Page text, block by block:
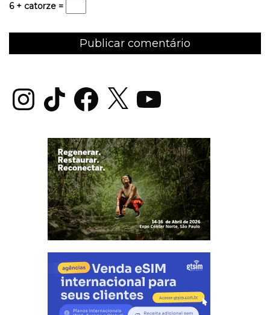
6 + catorze =
InstagramTikTok Facebook
X YouTube